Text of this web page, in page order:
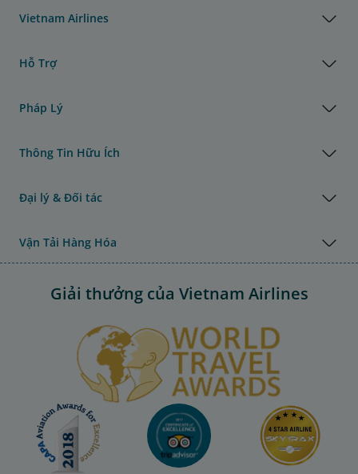
Vietnam Airlines
Hỗ Trợ
Pháp Lý
Thông Tin Hữu Ích
Đại lý & Đối tác
Vận Tải Hàng Hóa
Giải thưởng của Vietnam Airlines